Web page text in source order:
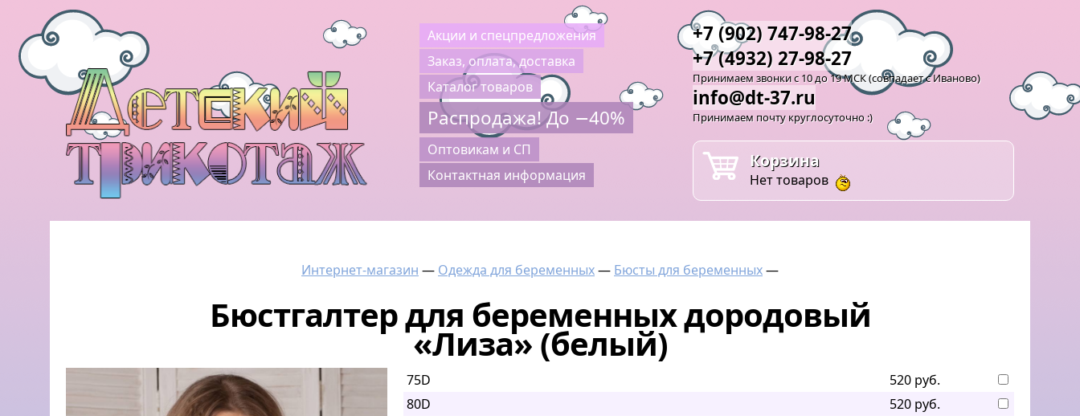
Акции и спецпредложения
Заказ, оплата, доставка
Каталог товаров
Распродажа! До −40%
Оптовикам и СП
Контактная информация
+7 (902) 747-98-27
+7 (4932) 27-98-27
Принимаем звонки с 10 до 19 МСК (совпадает с Иваново)
info@dt-37.ru
Принимаем почту круглосуточно :)
Корзина
Нет товаров
Интернет-магазин — Одежда для беременных— Бюсты для беременных—
Бюстгалтер для беременных дородовый
«Лиза» (белый)
75D
520 руб.
80D
520 руб.